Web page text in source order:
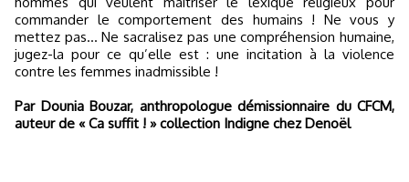
commander le comportement des humains ! Ne vous y
mettez pas… Ne sacralisez pas une compréhension humaine,
jugez-la pour ce qu’elle est : une incitation à la violence
contre les femmes inadmissible !
Par Dounia Bouzar, anthropologue démissionnaire du CFCM,
auteur de « Ca suffit ! » collection Indigne chez Denoël